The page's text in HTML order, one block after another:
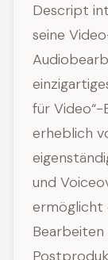
Descript
seine
für Video“-
erheblich
und
ermöglicht